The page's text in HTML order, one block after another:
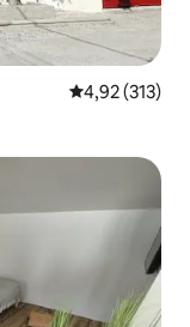
Évaluation
4,92 (313)